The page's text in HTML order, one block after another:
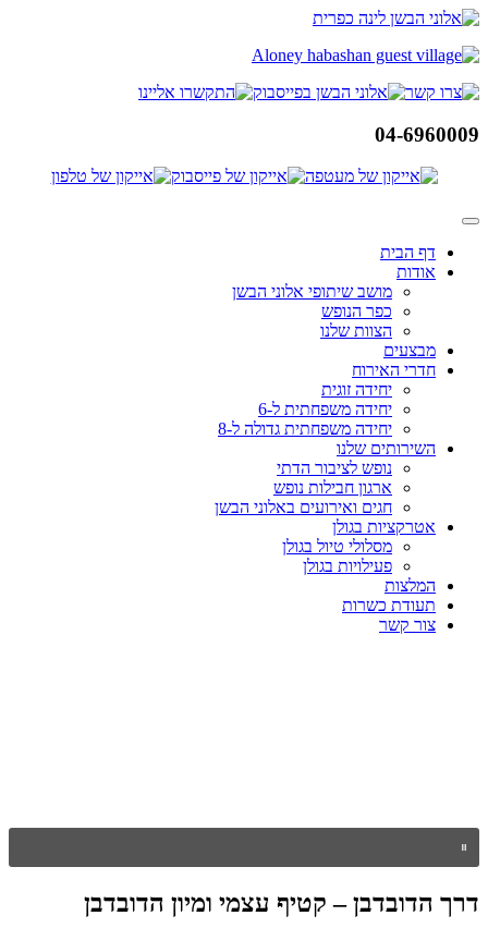
דלג
04-6960009
דף הבית
אודות
מושב שיתופי אלוני הבשן
כפר הנופש
הצוות שלנו
מבצעים
חדרי האירוח
יחידה זוגית
יחידה משפחתית ל-6
יחידה משפחתית גדולה ל-8
השירותים שלנו
נופש לציבור הדתי
ארגון חבילות נופש
חגים ואירועים באלוני הבשן
אטרקציות בגולן
מסלולי טיול בגולן
פעילויות בגולן
המלצות
תעודת כשרות
צור קשר
דרך הדובדבן – קטיף עצמי ומיון הדובדבן